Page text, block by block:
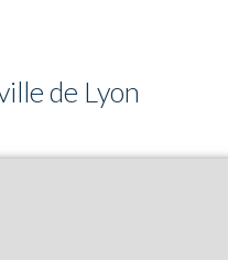
de Lyon